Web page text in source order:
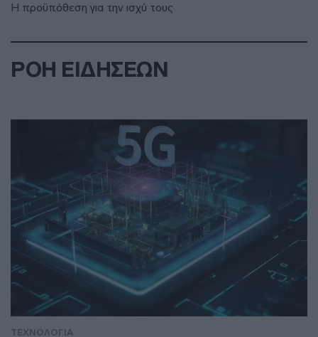
Η προϋπόθεση για την ισχύ τους
ΡΟΗ ΕΙΔΗΣΕΩΝ
ΤΕΧΝΟΛΟΓΙΑ